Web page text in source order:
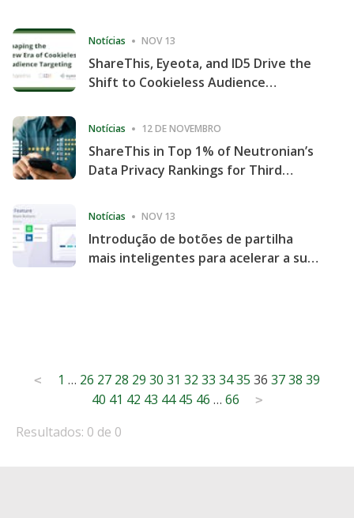
Notícias NOV 13
ShareThis, Eyeota, and ID5 Drive the
Shift to Cookieless Audience
Notícias 12 DE NOVEMBRO
ShareThis in Top 1% of Neutronian’s
Data Privacy Rankings for Third
Notícias NOV 13
Introdução de botões de partilha
mais inteligentes para acelerar a sua
Posts
pagination
< 1 … 26 27 28 29 30 31 32 33 3435 36 3738 39
40 41 42 43 44 45 46 … 66 >
Resultados: 0 de 0